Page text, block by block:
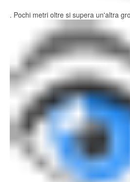
. Pochi metri oltre si supera un'altra